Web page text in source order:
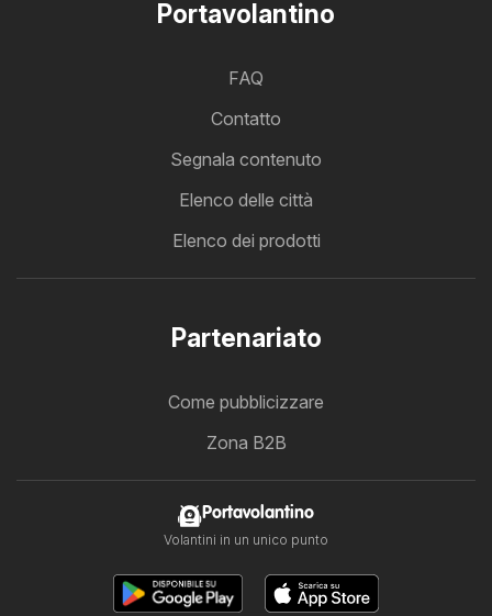
Portavolantino
FAQ
Contatto
Segnala contenuto
Elenco delle città
Elenco dei prodotti
Partenariato
Come pubblicizzare
Zona B2B
Portavolantino
Volantini in un unico punto